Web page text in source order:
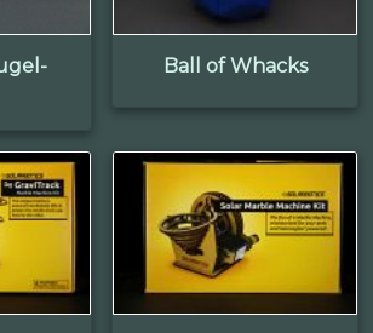
Ball of Whacks